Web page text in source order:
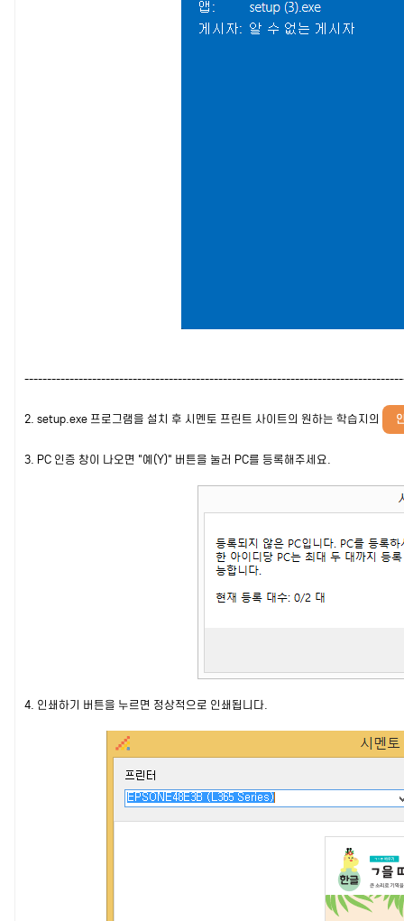
------------------------------------------------------------------------------------
2. setup.exe 프로그램을 설치 후 시멘토 프린트 사이트의 원하는 학습지의
3. PC 인증 창이 나오면 "예(Y)" 버튼을 눌러 PC를 등록해주세요.
4. 인쇄하기 버튼을 누르면 정상적으로 인쇄됩니다.